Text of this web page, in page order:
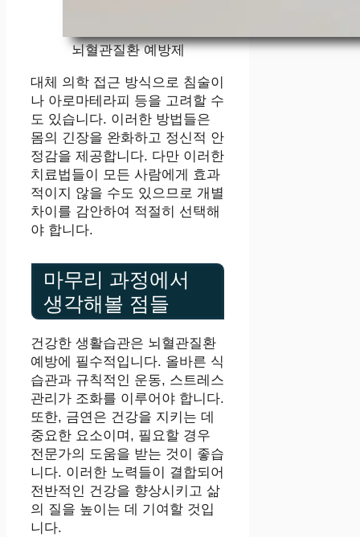
뇌혈관질환 예방제
대체 의학 접근 방식으로 침술이
나 아로마테라피 등을 고려할 수
도 있습니다. 이러한 방법들은
몸의 긴장을 완화하고 정신적 안
정감을 제공합니다. 다만 이러한
치료법들이 모든 사람에게 효과
적이지 않을 수도 있으므로 개별
차이를 감안하여 적절히 선택해
야 합니다.
마무리 과정에서
생각해볼 점들
건강한 생활습관은 뇌혈관질환
예방에 필수적입니다. 올바른 식
습관과 규칙적인 운동, 스트레스
관리가 조화를 이루어야 합니다.
또한, 금연은 건강을 지키는 데
중요한 요소이며, 필요할 경우
전문가의 도움을 받는 것이 좋습
니다. 이러한 노력들이 결합되어
전반적인 건강을 향상시키고 삶
의 질을 높이는 데 기여할 것입
니다.